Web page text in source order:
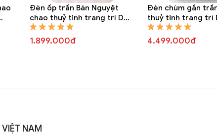
Đèn ốp trần Bán Nguyệt
chao thuỷ tinh trang trí DOT
8103A
1.899.000đ
Đèn chùm gắn
thuỷ tinh trang trí
8196A
4.499.000đ
NAM